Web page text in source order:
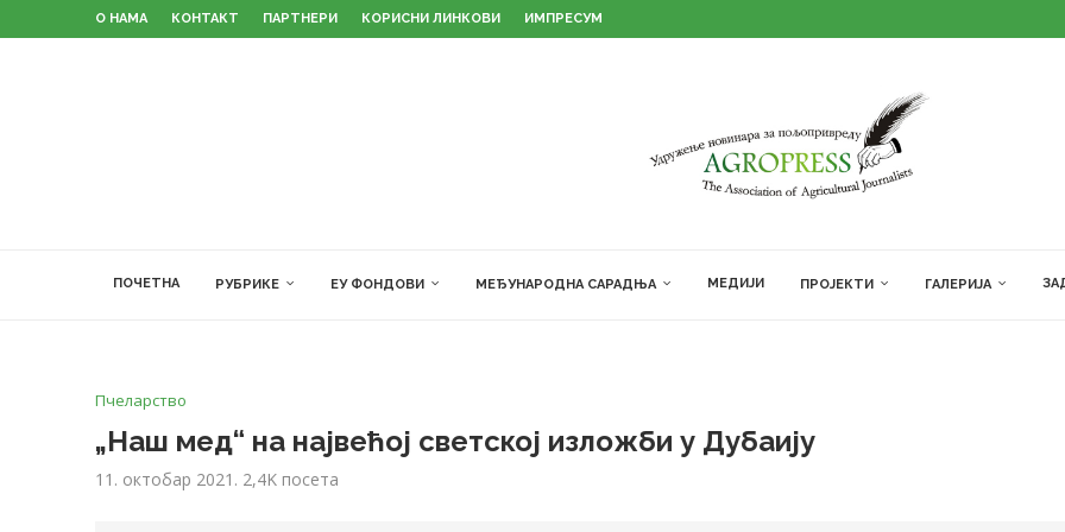
О НАМА КОНТАКТ ПАРТНЕРИ КОРИСНИ ЛИНКОВИ ИМПРЕСУМ
ПОЧЕТНА РУБРИКЕ ЕУ ФОНДОВИ МЕЂУНАРОДНА САРАДЊА МЕДИЈИ ПРОЈЕКТИ ГАЛЕРИЈА
Пчеларство
„Наш мед“ на највећој светској изложби у Дубаију
11. октобар 2021. 2,4Kпосета